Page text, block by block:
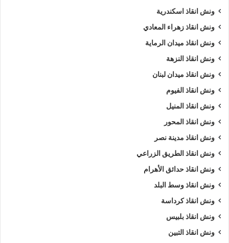
ونش انقاذ اسكندرية
ونش انقاذ زهراء المعادي
ونش انقاذ ميدان الرماية
ونش انقاذ النزهة
ونش انقاذ ميدان لبنان
ونش انقاذ الفيوم
ونش انقاذ المنيل
ونش انقاذ المحور
ونش انقاذ مدينة نصر
ونش انقاذ الطريق الزراعي
ونش انقاذ حدائق الأهرام
ونش انقاذ وسط البلد
ونش انقاذ كرداسة
ونش انقاذ بلبيس
ونش انقاذ التبين